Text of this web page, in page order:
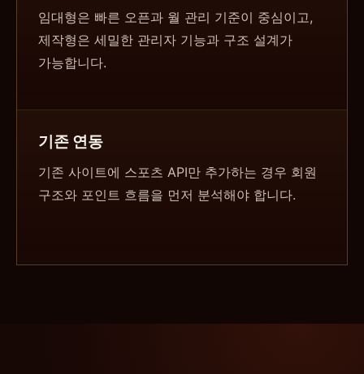
임대형은 빠른 오픈과 월 관리 기준이 중심이고,
제작형은 세밀한 관리자 기능과 구조 설계가
가능합니다.
기존 연동
기존 사이트에 스포츠 API만 추가하는 경우 회원
구조와 포인트 흐름을 먼저 분석해야 합니다.